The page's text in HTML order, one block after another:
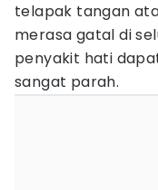
telapak tangan
merasa gatal di
penyakit hati
sangat parah.